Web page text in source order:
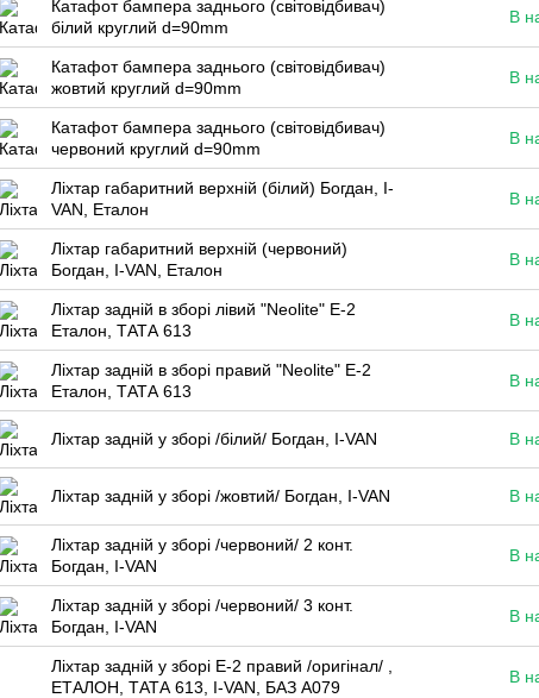
Катафот бампера заднього (світовідбивач)
білий круглий d=90mm
В
Катафот бампера заднього (світовідбивач)
жовтий круглий d=90mm
В
Катафот бампера заднього (світовідбивач)
червоний круглий d=90mm
В
Ліхтар габаритний верхній (білий) Богдан, I-
VAN, Еталон
В
Ліхтар габаритний верхній (червоний)
Богдан, I-VAN, Еталон
В
Ліхтар задній в зборі лівий "Neolite" Е-2
Еталон, ТАТА 613
В
Ліхтар задній в зборі правий "Neolite" Е-2
Еталон, ТАТА 613
В
Ліхтар задній у зборі /білий/ Богдан, I-VAN В
Ліхтар задній у зборі /жовтий/ Богдан, I-VAN В
Ліхтар задній у зборі /червоний/ 2 конт.
Богдан, I-VAN
В
Ліхтар задній у зборі /червоний/ 3 конт.
Богдан, I-VAN
В
Ліхтар задній у зборі Е-2 правий /оригінал/ ,
ЕТАЛОН, ТАТА 613, I-VAN, БАЗ А079
В